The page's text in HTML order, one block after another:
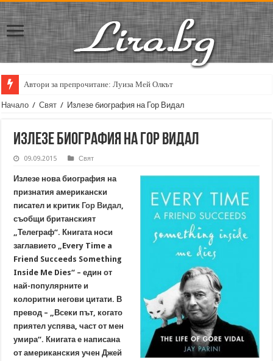
Автори за препрочитане: Луиза Мей Олкът
Кирил Кадийски: „Плачът на големия поет винаги е и сила, и
Начало / Свят / Излезе биография на Гор Видал
Излезе биография на Гор Видал
09.09.2015 Свят
Излезе нова биография на
признатия американски
писател и критик Гор Видал,
съобщи британският
„Телеграф“. Книгата носи
заглавието „Every Time a
Friend Succeeds Something
Inside Me Dies“ – един от
най-популярните и
колоритни негови цитати. В
превод – „Всеки път, когато
приятел успява, част от мен
умира“. Книгата е написана
от американския учен Джей